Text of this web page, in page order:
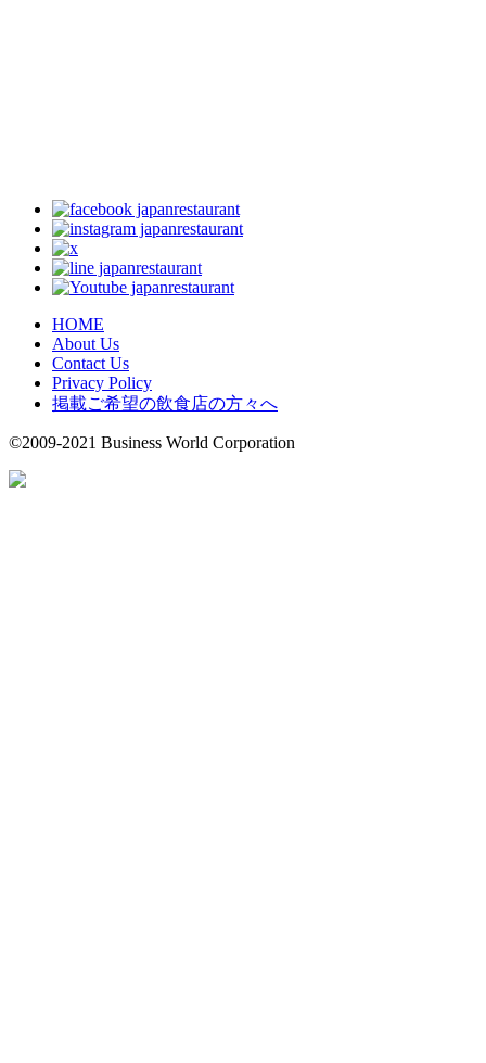
HOME
About Us
Contact Us
Privacy Policy
掲載ご希望の飲食店の方々へ
©2009-2021 Business World Corporation